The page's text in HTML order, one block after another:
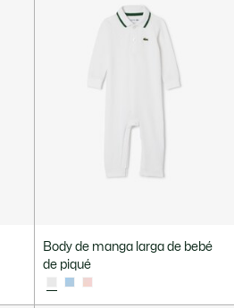
Body de manga larga de bebé
de piqué